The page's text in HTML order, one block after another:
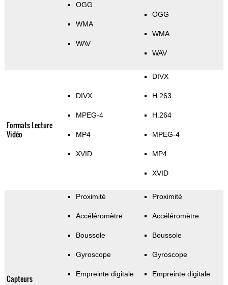
OGG
WMA
WAV
OGG
WMA
WAV
Formats Lecture
Vidéo
DIVX
MPEG-4
MP4
XVID
DIVX
H.263
H.264
MPEG-4
MP4
XVID
Capteurs
Proximité
Accéléromètre
Boussole
Gyroscope
Empreinte digitale
Proximité
Accéléromètre
Boussole
Gyroscope
Empreinte digitale